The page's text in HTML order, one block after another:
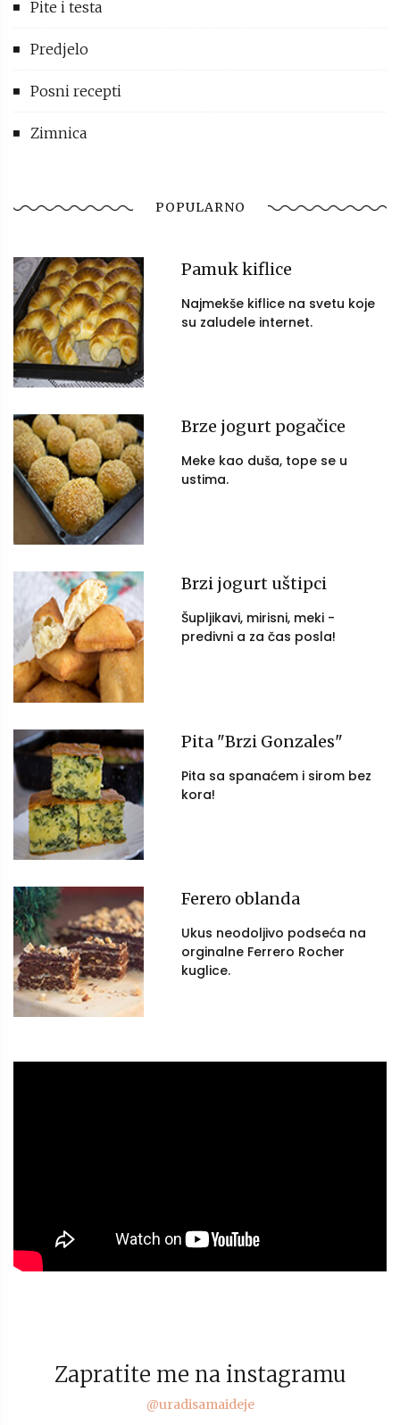
Pite i testa
Predjelo
Posni recepti
Zimnica
POPULARNO
Pamuk kiflice
Najmekše kiflice na svetu koje
su zaludele internet.
Brze jogurt pogačice
Meke kao duša, tope se u
ustima.
Brzi jogurt uštipci
Šupljikavi, mirisni, meki -
predivni a za čas posla!
Pita "Brzi Gonzales"
Pita sa spanaćem i sirom bez
kora!
Ferero oblanda
Ukus neodoljivo podseća na
orginalne Ferrero Rocher
kuglice.
Zapratite me na instagramu
@uradisamaideje